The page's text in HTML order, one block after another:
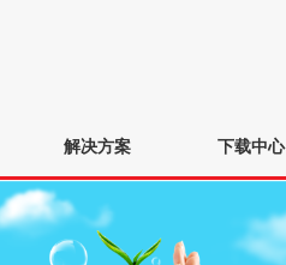
解决方案 下载中心